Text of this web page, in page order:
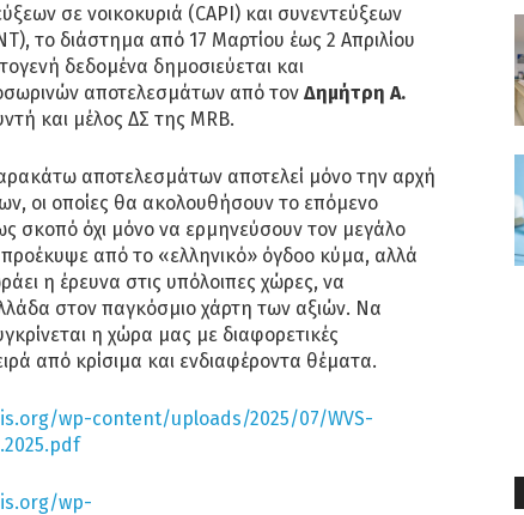
σε νοικοκυριά (CAPI) και συνεντεύξεων
το διάστημα από 17 Μαρτίου έως 2 Απριλίου
δεδομένα δημοσιεύεται και
αποτελεσμάτων από τον Δημήτρη A.
και μέλος ΔΣ της MRB.
αποτελεσμάτων αποτελεί μόνο την αρχή
οι οποίες θα ακολουθήσουν το επόμενο
σκοπό όχι μόνο να ερμηνεύσουν τον μεγάλο
από το «ελληνικό» όγδοο κύμα, αλλά
η έρευνα στις υπόλοιπες χώρες, να
στον παγκόσμιο χάρτη των αξιών. Να
η χώρα μας με διαφορετικές
από κρίσιμα και ενδιαφέροντα θέματα.
wp-content/uploads/2025/07/WVS-
wp-